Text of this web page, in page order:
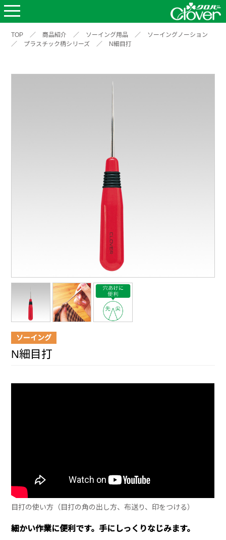
TOP ／ 商品紹介 ／ ソーイング用品 ／
ソーイングノーション
／
プラスチック柄シリーズ ／ N細目打
ソーイング
N細目打
目打の使い方（目打の角の出し方、布送り、印をつける）
細かい作業に便利です。手にしっくりなじみます。